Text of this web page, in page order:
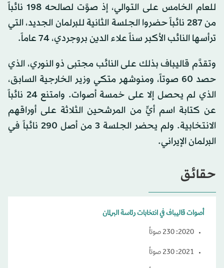
للعام الخامس على التوالي، إذ صوَّت لصالحه 198 نائباً
من 287 نائباً حضروا الجلسة الثانية للبرلمان الجديد، التي
ترأسها النائب الأكبر سناً علاء الدين بروجردي، 74 عاماً.
وتقدَّم قاليباف بذلك على النائب مجتبى ذو النوري، الذي
حصد 60 صوتاً، ومنوشهر متكي وزير الخارجية السابق،
الذي لم يحصل إلا على خمسة أصوات. وامتنع 24 نائباً
عن كتابة اسم أيٍّ من المرشحين الثلاثة على أوراقهم
الانتخابية. ولم يحضر الجلسة 3 من أصل 290 نائباً في
البرلمان الإيراني.
حقائق
أصوات قاليباف في انتخابات رئاسة البرلمان
2020: 230 صوتاً
2021: 230 صوتاً